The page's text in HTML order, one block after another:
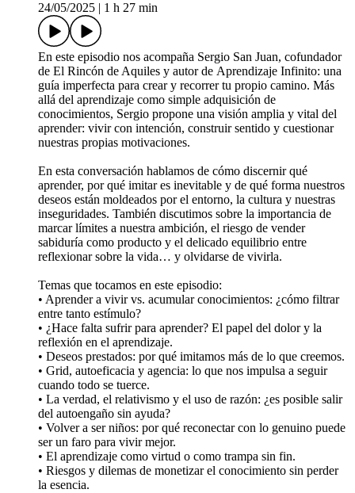
24/05/2025
1 h 27 min
En este episodio nos acompaña Sergio San Juan, cofundador
de El Rincón de Aquiles y autor de Aprendizaje Infinito: una
guía imperfecta para crear y recorrer tu propio camino. Más
allá del aprendizaje como simple adquisición de
conocimientos, Sergio propone una visión amplia y vital del
aprender: vivir con intención, construir sentido y cuestionar
nuestras propias motivaciones.
En esta conversación hablamos de cómo discernir qué
aprender, por qué imitar es inevitable y de qué forma nuestros
deseos están moldeados por el entorno, la cultura y nuestras
inseguridades. También discutimos sobre la importancia de
marcar límites a nuestra ambición, el riesgo de vender
sabiduría como producto y el delicado equilibrio entre
reflexionar sobre la vida… y olvidarse de vivirla.
Temas que tocamos en este episodio:
• Aprender a vivir vs. acumular conocimientos: ¿cómo filtrar
entre tanto estímulo?
• ¿Hace falta sufrir para aprender? El papel del dolor y la
reflexión en el aprendizaje.
• Deseos prestados: por qué imitamos más de lo que creemos.
• Grid, autoeficacia y agencia: lo que nos impulsa a seguir
cuando todo se tuerce.
• La verdad, el relativismo y el uso de razón: ¿es posible salir
del autoengaño sin ayuda?
• Volver a ser niños: por qué reconectar con lo genuino puede
ser un faro para vivir mejor.
• El aprendizaje como virtud o como trampa sin fin.
• Riesgos y dilemas de monetizar el conocimiento sin perder
la esencia.